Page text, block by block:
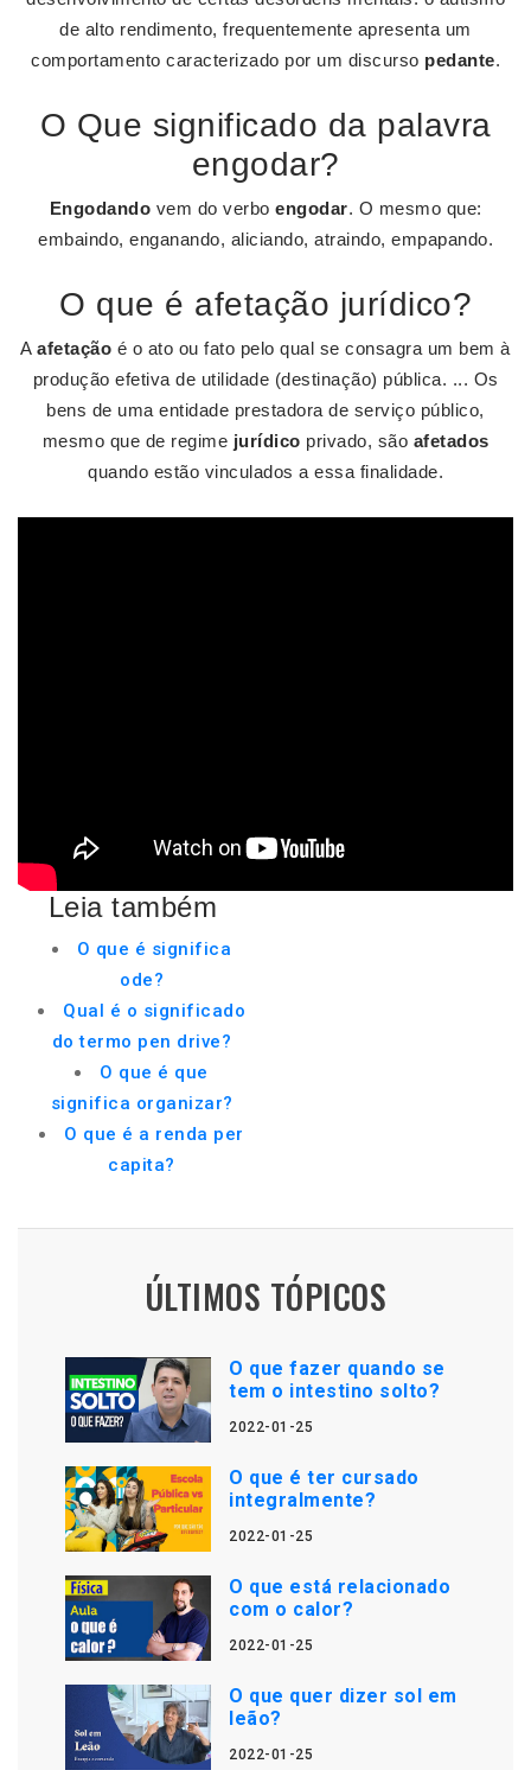
de alto rendimento, frequentemente apresenta um
comportamento caracterizado por um discurso pedante.
O Que significado da palavra
engodar?
Engodando vem do verbo engodar. O mesmo que:
embaindo, enganando, aliciando, atraindo, empapando.
O que é afetação jurídico?
Aafetação é o ato ou fato pelo qual se consagra um bem à
produção efetiva de utilidade (destinação) pública. ... Os
bens de uma entidade prestadora de serviço público,
mesmo que de regime jurídico privado, são afetados
quando estão vinculados a essa finalidade.
Leia também
O que é significa
ode?
Qual é o significado
do termo pen drive?
O que é que
significa organizar?
O que é a renda per
capita?
ÚLTIMOS TÓPICOS
O que fazer quando se
tem o intestino solto?
2022-01-25
O que é ter cursado
integralmente?
2022-01-25
O que está relacionado
com o calor?
2022-01-25
O que quer dizer sol em
leão?
2022-01-25